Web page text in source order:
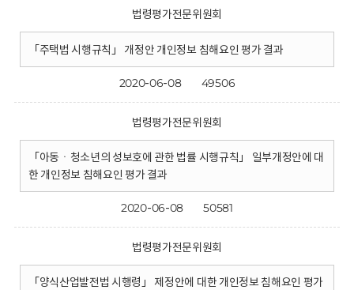
법령평가전문위원회
「주택법 시행규칙」 개정안 개인정보 침해요인 평가 결과
2020-06-08 49506
법령평가전문위원회
「아동ㆍ청소년의 성보호에 관한 법률 시행규칙」 일부개정안에 대
한 개인정보 침해요인 평가 결과
2020-06-08 50581
법령평가전문위원회
「양식산업발전법 시행령」 제정안에 대한 개인정보 침해요인 평가